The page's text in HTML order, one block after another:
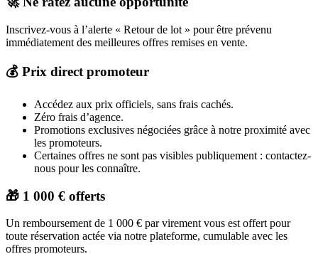
Inscrivez-vous à l’alerte « Retour de lot » pour être prévenu
immédiatement des meilleures offres remises en vente.
💰 Prix direct promoteur
Accédez aux prix officiels, sans frais cachés.
Zéro frais d’agence.
Promotions exclusives négociées grâce à notre proximité avec
les promoteurs.
Certaines offres ne sont pas visibles publiquement : contactez-
nous pour les connaître.
🎁 1 000 € offerts
Un remboursement de 1 000 € par virement vous est offert pour
toute réservation actée via notre plateforme, cumulable avec les
offres promoteurs.